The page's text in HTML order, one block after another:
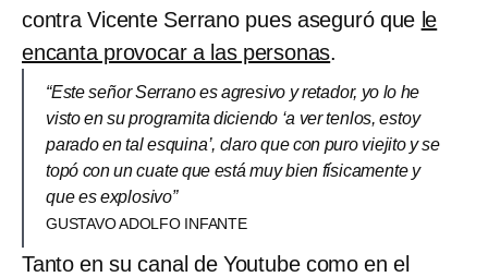
contra Vicente Serrano pues aseguró que le
encanta provocar a las personas.
“Este señor Serrano es agresivo y retador, yo lo he
visto en su programita diciendo ‘a ver tenlos, estoy
parado en tal esquina’, claro que con puro viejito y se
topó con un cuate que está muy bien físicamente y
que es explosivo”
GUSTAVO ADOLFO INFANTE
Tanto en su canal de Youtube como en el